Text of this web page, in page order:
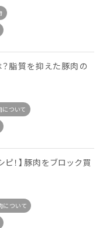
脂質を抑えた豚肉の
について
ピ！】豚肉をブロック買
について